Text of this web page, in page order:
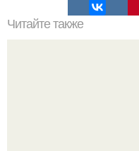
Читайте также